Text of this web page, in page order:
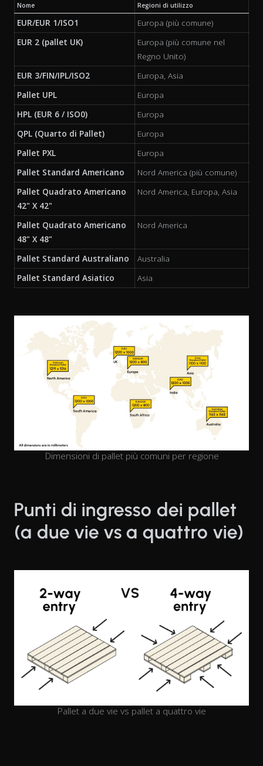
Nome Regioni di utilizzo
EUR/EUR 1/ISO1
Europa (più comune)
EUR 2 (pallet UK)
Europa (più comune nel
Regno Unito)
EUR 3/FIN/IPL/ISO2
Europa, Asia
Pallet UPL
Europa
HPL (EUR 6 / ISO0)
Europa
QPL (Quarto di Pallet)
Europa
Pallet PXL
Europa
Pallet Standard Americano
Nord America (più comune)
Pallet Quadrato Americano
42" X 42"
Nord America, Europa, Asia
Pallet Quadrato Americano
48" X 48"
Nord America
Pallet Standard Australiano
Australia
Pallet Standard Asiatico
Asia
Dimensioni di pallet più comuni per regione
Punti di ingresso dei pallet
(a due vie vs a quattro vie)
Pallet a due vie vs pallet a quattro vie